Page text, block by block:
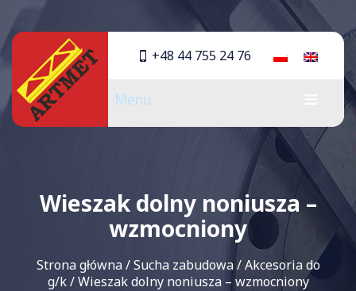
+48 44 755 24 76
Menu
Wieszak dolny noniusza –
wzmocniony
Strona główna/Sucha zabudowa/Akcesoria do
g/k/Wieszak dolny noniusza – wzmocniony